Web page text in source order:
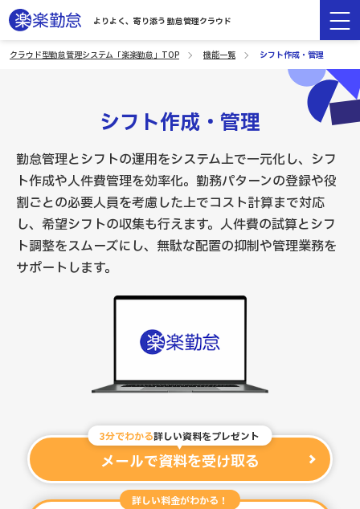
よりよく、寄り添う 勤怠管理クラウド
クラウド型勤怠管理システム「楽楽勤怠」TOP 機能一覧 シフト作成・管理
シフト作成・管理
勤怠管理とシフトの運用をシステム上で一元化し、シフ
ト作成や人件費管理を効率化。勤務パターンの登録や役
割ごとの必要人員を考慮した上でコスト計算まで対応
し、希望シフトの収集も行えます。人件費の試算とシフ
ト調整をスムーズにし、無駄な配置の抑制や管理業務を
サポートします。
3分でわかる詳しい資料をプレゼント
メールで資料を受け取る
詳しい料金がわかる！